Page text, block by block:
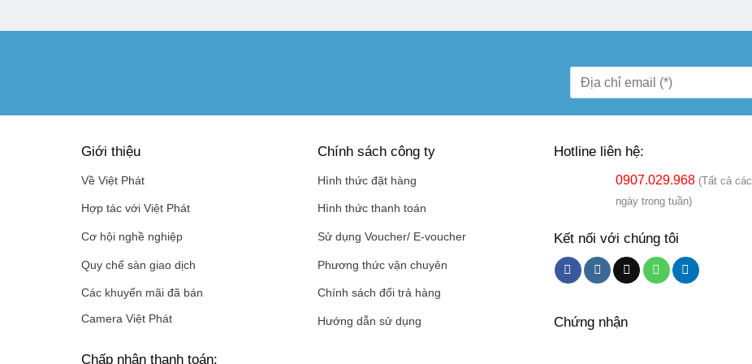
Giới thiệu
Về Việt Phát
Hợp tác với Việt Phát
Cơ hội nghề nghiệp
Quy chế sàn giao dịch
Các khuyến mãi đã bán
Camera Việt Phát
Chính sách công ty
Hình thức đặt hàng
Hình thức thanh toán
Sử dụng Voucher/ E-voucher
Phương thức vận chuyên
Chính sách đổi trả hàng
Hướng dẫn sử dụng
Chấp nhận thanh toán:
Hotline liên hệ:
0907.029.968 (Tất cả các
ngày trong tuần)
Kết nối với chúng tôi
Chứng nhận